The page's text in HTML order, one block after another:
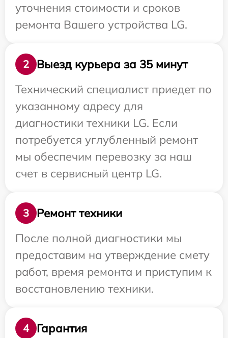
уточнения стоимости и сроков
ремонта Вашего устройства LG.
2
Выезд курьера за 35 минут
Технический специалист приедет по
указанному адресу для
диагностики техники LG. Если
потребуется углубленный ремонт
мы обеспечим перевозку за наш
счет в сервисный центр LG.
3
Ремонт техники
После полной диагностики мы
предоставим на утверждение смету
работ, время ремонта и приступим к
восстановлению техники.
4 Гарантия